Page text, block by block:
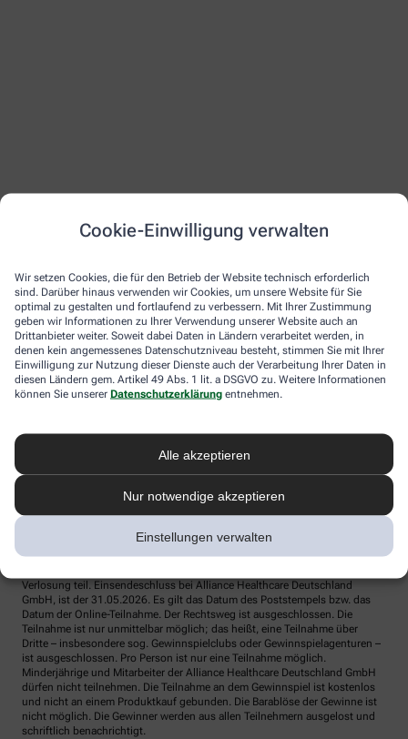
Cookie-Einwilligung verwalten
Wir setzen Cookies, die für den Betrieb der Website technisch erforderlich
sind. Darüber hinaus verwenden wir Cookies, um unsere Website für Sie
optimal zu gestalten und fortlaufend zu verbessern. Mit Ihrer Zustimmung
geben wir Informationen zu Ihrer Verwendung unserer Website auch an
Drittanbieter weiter. Soweit dabei Daten in Ländern verarbeitet werden, in
denen kein angemessenes Datenschutzniveau besteht, stimmen Sie mit Ihrer
Einwilligung zur Nutzung dieser Dienste auch der Verarbeitung Ihrer Daten in
diesen Ländern gem. Artikel 49 Abs. 1 lit. a DSGVO zu. Weitere Informationen
können Sie unserer Datenschutzerklärung entnehmen.
Alle akzeptieren
Nur notwendige akzeptieren
Einstellungen verwalten
48, 60486 Frankfurt. Die Teilnahme ist online
teilnehmen oder Postkarte senden an: Alliance Healthcare Deutschland
GmbH, Despina Kalaitzidou, Stichwort „Care Plus“, Pragstraße 154, 70376
Nur vollständig ausgefüllte Teilnahmeformulare (Pflichtangaben) und bei
Verlosung teil. Einsendeschluss bei Alliance Healthcare Deutschland
GmbH, ist der 31.05.2026. Es gilt das Datum des Poststempels bzw. das
Datum der Online-Teilnahme. Der Rechtsweg ist ausgeschlossen. Die
Teilnahme ist nur unmittelbar möglich; das heißt, eine Teilnahme über
Dritte – insbesondere sog. Gewinnspielclubs oder Gewinnspielagenturen –
ist ausgeschlossen. Pro Person ist nur eine Teilnahme möglich.
Minderjährige und Mitarbeiter der Alliance Healthcare Deutschland GmbH
dürfen nicht teilnehmen. Die Teilnahme an dem Gewinnspiel ist kostenlos
und nicht an einem Produktkauf gebunden. Die Barablöse der Gewinne ist
nicht möglich. Die Gewinner werden aus allen Teilnehmern ausgelost und
schriftlich benachrichtigt.